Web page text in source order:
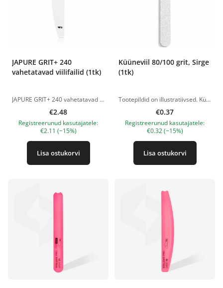
JAPURE GRIT+ 240
vahetatavad viilifailid (1tk)
JAPURE GRIT+ 240 vahetatavad viilifailid on professionaalsed ühekordsed abrasiivpinnad viilmaniküüri ja pediküüri jaoks, mis on loodud naturaalse küüneplaadi ja naha õrnaks ning ohutuks töötlemiseks. Sobivad ideaalselt viilmaniküüriks, tundlikule küünenahale ja õhukestele naturaalsetele küüntele. Tootmisel kasutatakse premium-klassi Jaapani abrasiivi, mis põhineb naturaalsel kvartsliival. Tänu ümardatud abrasiivterade kujule töötleb viil küüsi ja nahka õrnalt, jätmata kriimustusi ega vigastusi. Ühtlane abrasiivkate tagab sujuva ja täpse töö ning tolmuhülgav kiht aitab vältida tolmu kogunemist töö ajal. Abrasiivsus 240 grit sobib ideaalselt: — viilmaniküüriks; — naturaalsete küünte töötlemiseks; — tundlikule nahale ja õhukesele küünenahale; — õrnaks viimistlemiseks; — küüne kuju lõppviimistluseks. JAPURE GRIT+ 240 eelised: • premium Jaapani abrasiiv; • ühekordsed vahetatavad viilifailid; • ohutu viili serv; • atraumaatiline naha töötlemine; • nurgake raskesti ligipääsetavate kohtade jaoks; • tolmuhülgav kate; • sobib professionaalseks ja koduseks kasutamiseks. Tootepildid on illustratiivsed. Küsimuste korral ootame alati Sinu meili nanatallinn@gmail.com
€2.48
Registreerunud kasutajatele:
€2.11 (−15%)
Lisa ostukorvi
Küüneviil 80/100 grit, Sirge
(1tk)
Tootepildid on illustratiivsed. Küsimuste korral ootame alati Sinu meili nanatallinn@gmail.com
€0.37
Registreerunud kasutajatele:
€0.32 (−15%)
Lisa ostukorvi